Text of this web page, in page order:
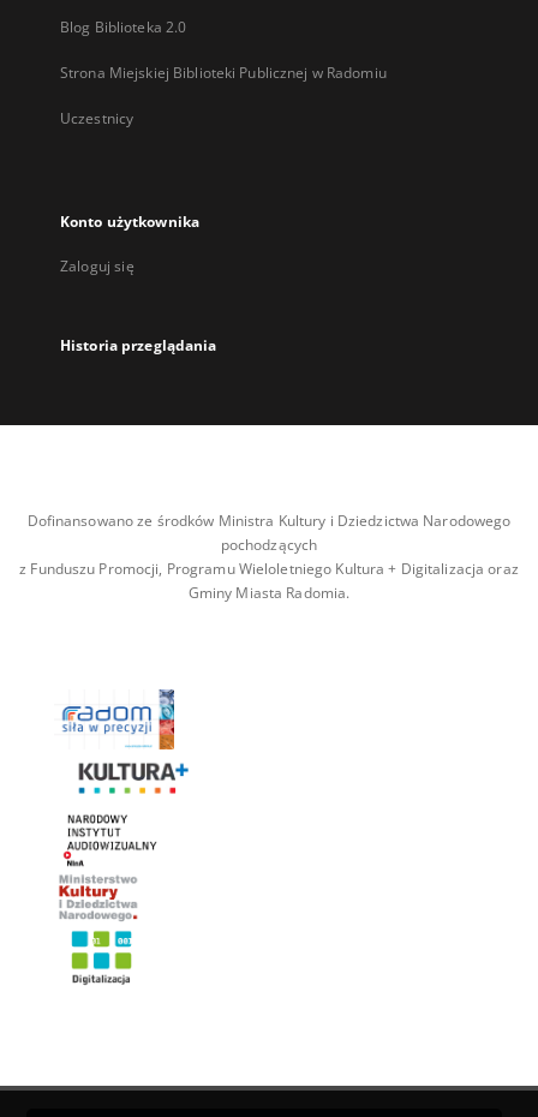
Blog Biblioteka 2.0
Strona Miejskiej Biblioteki Publicznej w Radomiu
Uczestnicy
Konto użytkownika
Zaloguj się
Historia przeglądania
Dofinansowano ze środków Ministra Kultury i Dziedzictwa Narodowego
pochodzących
z Funduszu Promocji, Programu Wieloletniego Kultura + Digitalizacja oraz
Gminy Miasta Radomia.